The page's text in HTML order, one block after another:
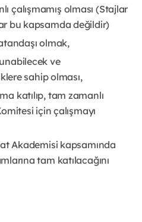
çalışmamış olması (Stajlar
bu kapsamda değildir)
olmak,
ve
sahip olması,
katılıp, tam zamanlı
için çalışmayı
Akademisi kapsamında
tam katılacağını